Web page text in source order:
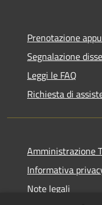
Prenotazione
Segnalazione
Leggi le FAQ
Richiesta di
Amministrazione
Informativa
Note legali